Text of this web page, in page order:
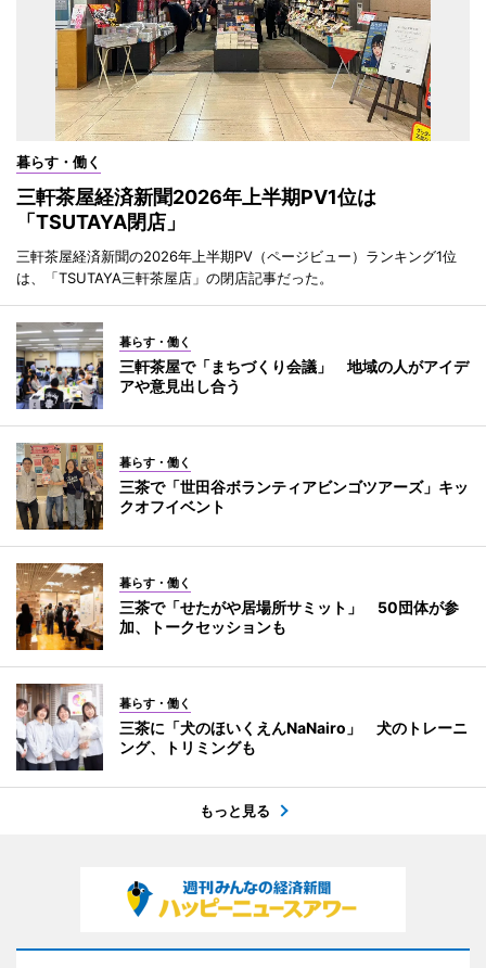
暮らす・働く
三軒茶屋経済新聞2026年上半期PV1位は
「TSUTAYA閉店」
三軒茶屋経済新聞の2026年上半期PV（ページビュー）ランキング1位
は、「TSUTAYA三軒茶屋店」の閉店記事だった。
暮らす・働く
三軒茶屋で「まちづくり会議」 地域の人がアイデ
アや意見出し合う
暮らす・働く
三茶で「世田谷ボランティアビンゴツアーズ」キッ
クオフイベント
暮らす・働く
三茶で「せたがや居場所サミット」 50団体が参
加、トークセッションも
暮らす・働く
三茶に「犬のほいくえんNaNairo」 犬のトレーニ
ング、トリミングも
もっと見る